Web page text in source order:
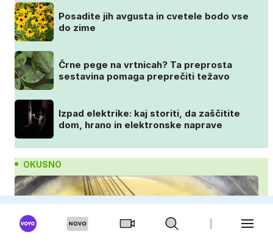
Posadite jih avgusta in cvetele bodo vse
do zime
Črne pege na vrtnicah? Ta preprosta
sestavina pomaga preprečiti težavo
Izpad elektrike: kaj storiti, da zaščitite
dom, hrano in elektronske naprave
OKUSNO